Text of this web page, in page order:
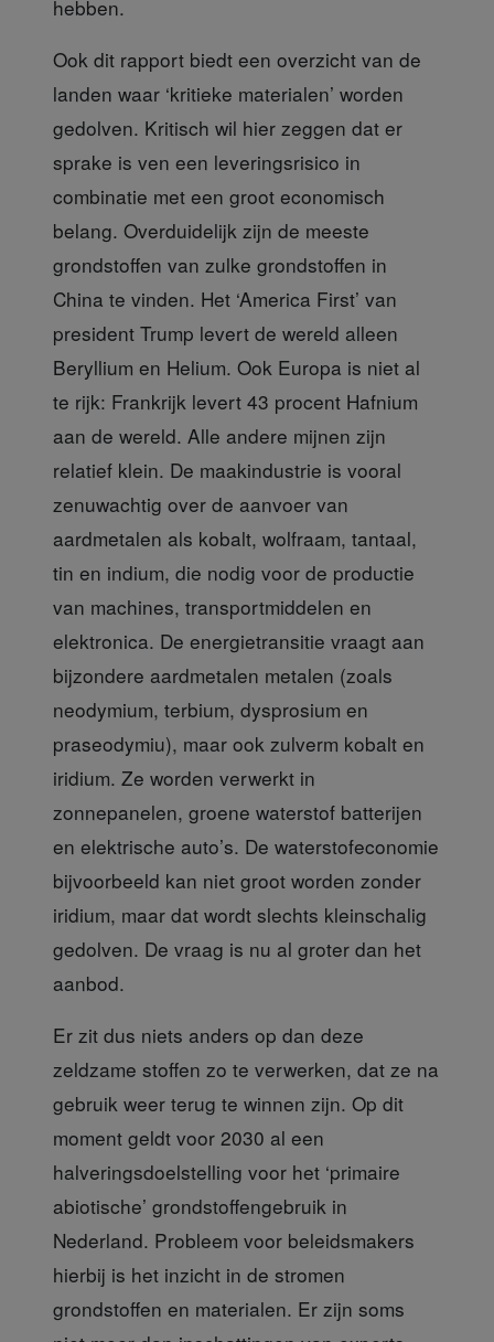
hebben.
Ook dit rapport biedt een overzicht van de
landen waar ‘kritieke materialen’ worden
gedolven. Kritisch wil hier zeggen dat er
sprake is ven een leveringsrisico in
combinatie met een groot economisch
belang. Overduidelijk zijn de meeste
grondstoffen van zulke grondstoffen in
China te vinden. Het ‘America First’ van
president Trump levert de wereld alleen
Beryllium en Helium. Ook Europa is niet al
te rijk: Frankrijk levert 43 procent Hafnium
aan de wereld. Alle andere mijnen zijn
relatief klein. De maakindustrie is vooral
zenuwachtig over de aanvoer van
aardmetalen als kobalt, wolfraam, tantaal,
tin en indium, die nodig voor de productie
van machines, transportmiddelen en
elektronica. De energietransitie vraagt aan
bijzondere aardmetalen metalen (zoals
neodymium, terbium, dysprosium en
praseodymiu), maar ook zulverm kobalt en
iridium. Ze worden verwerkt in
zonnepanelen, groene waterstof batterijen
en elektrische auto’s. De waterstofeconomie
bijvoorbeeld kan niet groot worden zonder
iridium, maar dat wordt slechts kleinschalig
gedolven. De vraag is nu al groter dan het
aanbod.
Er zit dus niets anders op dan deze
zeldzame stoffen zo te verwerken, dat ze na
gebruik weer terug te winnen zijn. Op dit
moment geldt voor 2030 al een
halveringsdoelstelling voor het ‘primaire
abiotische’ grondstoffengebruik in
Nederland. Probleem voor beleidsmakers
hierbij is het inzicht in de stromen
grondstoffen en materialen. Er zijn soms